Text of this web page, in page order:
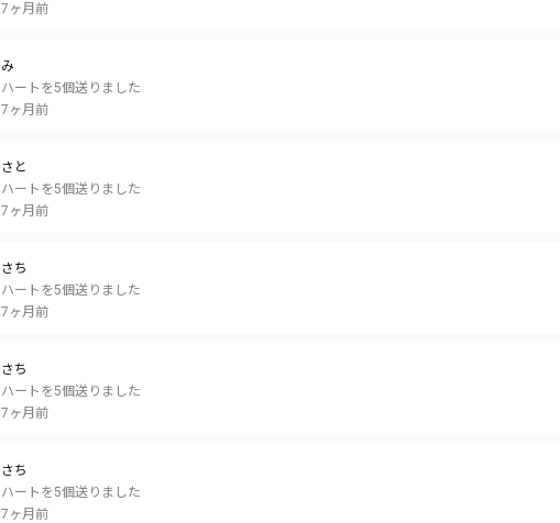
7ヶ月前
み
ハートを5個送りました
7ヶ月前
さと
ハートを5個送りました
7ヶ月前
さち
ハートを5個送りました
7ヶ月前
さち
ハートを5個送りました
7ヶ月前
さち
ハートを5個送りました
7ヶ月前